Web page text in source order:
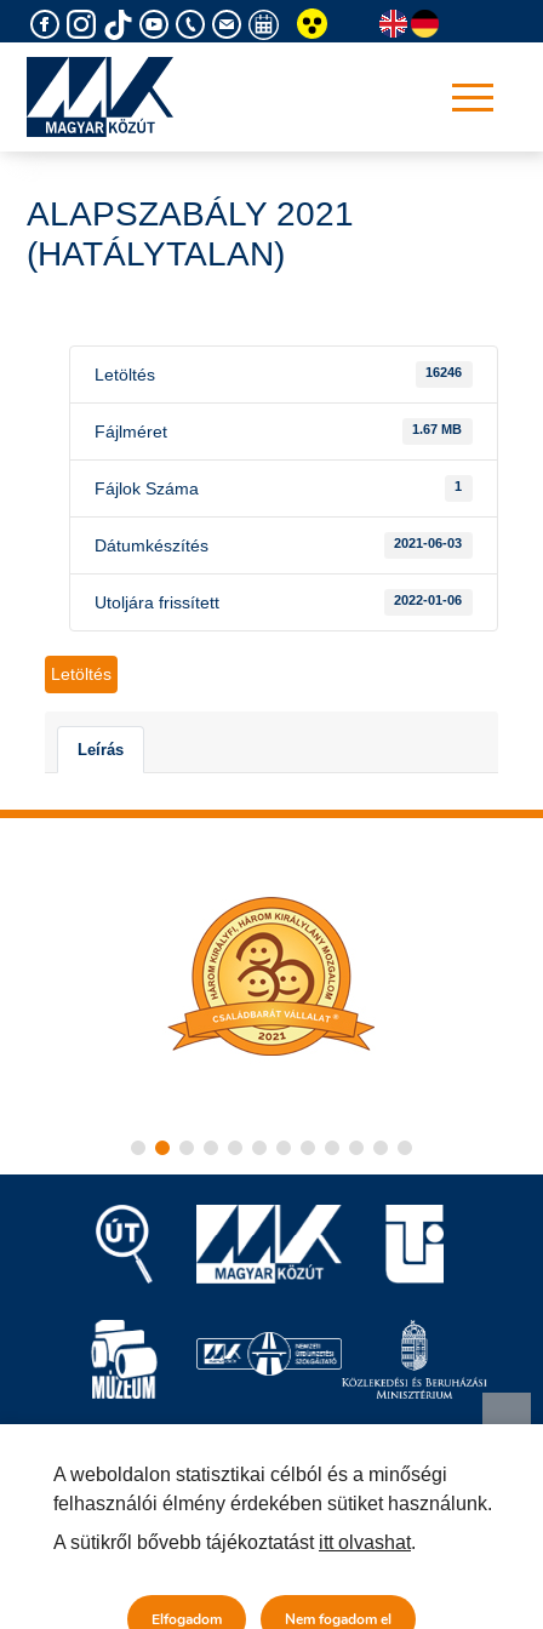
to
ALAPSZABÁLY 2021
(HATÁLYTALAN)
Letöltés 16246
Fájlméret 1.67 MB
Fájlok Száma 1
Dátumkészítés 2021-06-03
Utoljára frissített 2022-01-06
Letöltés
Leírás
1024 Budapest, Fényes
Elek utca 7-13.
+36 (1) 819-9000 info@kozut.hu
MKNZRT (KRID: 153207128) Hivatali Kapu
Közérdekű adatok Impresszum
Másolatkészítési szabályzat –
Jogi közlemény
Általános szerződési feltételek
A weboldalon statisztikai célból és a minőségi
felhasználói élmény érdekében sütiket használunk.
A sütikről bővebb tájékoztatást itt olvashat.
Elfogadom Nem fogadom el